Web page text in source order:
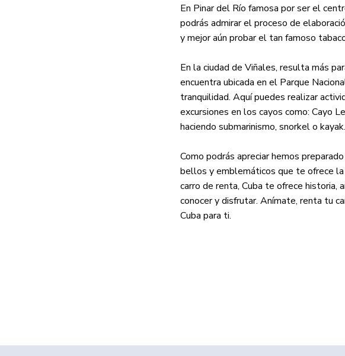
En Pinar del Río famosa por ser el
podrás admirar el proceso de
y mejor aún probar el tan famoso
En la ciudad de Viñales, resulta más
encuentra ubicada en el Parque
tranquilidad. Aquí puedes realizar
excursiones en los cayos como: Cayo
haciendo submarinismo, snorkel o kayak.
Como podrás apreciar hemos
bellos y emblemáticos que te ofrece
carro de renta, Cuba te ofrece historia,
conocer y disfrutar. Anímate, renta tu
Cuba para ti.